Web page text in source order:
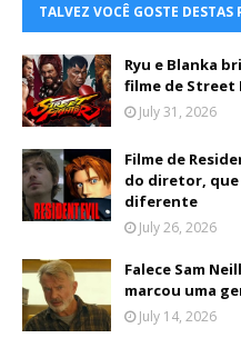
TALVEZ VOCÊ GOSTE DESTAS
Ryu e Blanka
filme de Street
July 31, 2026
Filme de
do diretor, que
diferente
July 26, 2026
Falece Sam
marcou uma
July 14, 2026